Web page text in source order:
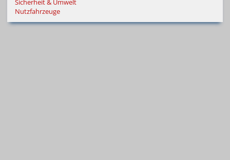
Sicherheit & Umwelt
Nutzfahrzeuge